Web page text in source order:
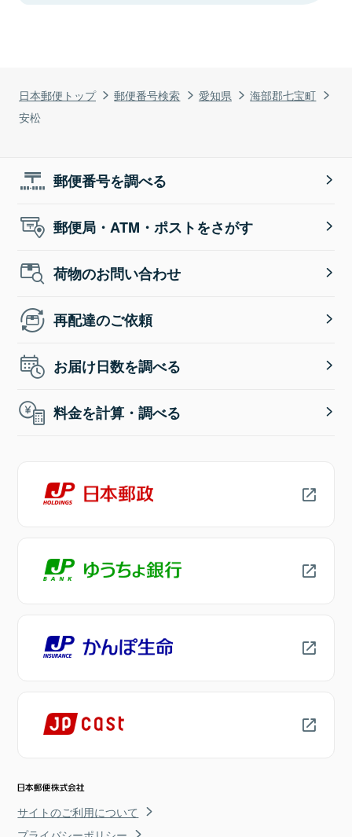
日本郵便トップ 郵便番号検索 愛知県
海部郡七宝町
安松
郵便番号を調べる
郵便局・ATM・ポストをさがす
荷物のお問い合わせ
再配達のご依頼
お届け日数を調べる
料金を計算・調べる
サイトのご利用について